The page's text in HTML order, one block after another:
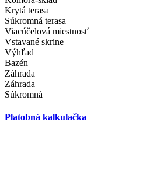
Krytá terasa
Súkromná terasa
Viacúčelová miestnosť
Vstavané skrine
Výhľad
Bazén
Záhrada
Záhrada
Súkromná
Platobná kalkulačka